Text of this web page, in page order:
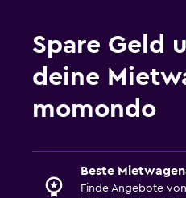
Spare Geld
deine
momondo
Beste
Finde Angebote